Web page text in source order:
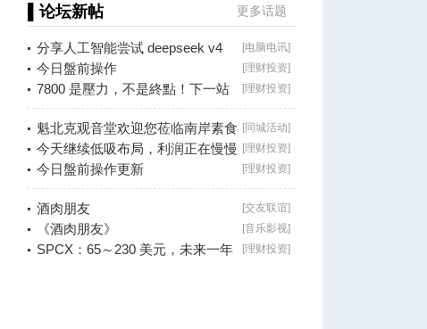
▌论坛新帖 更多话题
[电脑电讯]
分享人工智能尝试 deepseek v4
falsh, 据说
[理财投资]
今日盤前操作
[理财投资]
7800 是壓力，不是終點！下一站
看 8000？
[同城活动]
魁北克观音堂欢迎您莅临南岸素食
分享会！
[理财投资]
今天继续低吸布局，利润正在慢慢
兑现！
[理财投资]
今日盤前操作更新
[交友联谊]
酒肉朋友
[音乐影视]
《酒肉朋友》
[理财投资]
SPCX：65～230 美元，未来一年